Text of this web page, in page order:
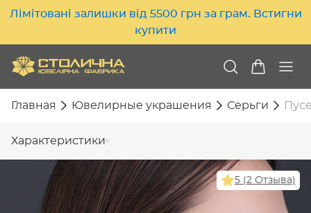
Лімітовані залишки від 5500 грн за грам. Встигни
купити
Главная Ювелирные украшения Серьги
Характеристики
5 (2 Отзыва)